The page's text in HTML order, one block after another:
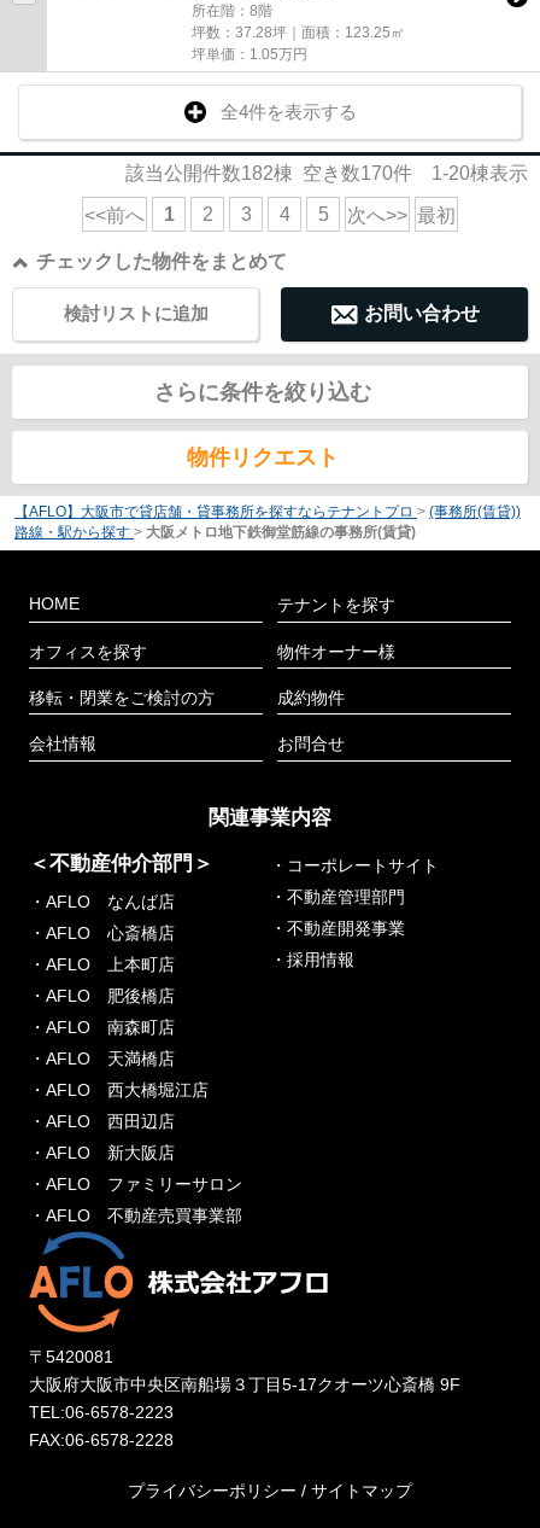
所在階：8階
坪数：37.28坪｜面積：123.25㎡
坪単価： 1.05万円
全4件を表示する
該当公開件数182棟 空き数170件 1-20棟表示
<<前へ 1 2 3 4 5 次へ>> 最初
チェックした物件をまとめて
お問い合わせ
検討リストに追加
さらに条件を絞り込む
物件リクエスト
【AFLO】大阪市で貸店舗・貸事務所を探すならテナントプロ > (事務所(賃貸))
路線・駅から探す > 大阪メトロ地下鉄御堂筋線の事務所(賃貸)
HOME
オフィスを探す
移転・閉業をご検討の方
会社情報
テナントを探す
物件オーナー様
成約物件
お問合せ
関連事業内容
＜不動産仲介部門＞
・AFLO なんば店
・AFLO 心斎橋店
・AFLO 上本町店
・AFLO 肥後橋店
・AFLO 南森町店
・AFLO 天満橋店
・AFLO 西大橋堀江店
・AFLO 西田辺店
・AFLO 新大阪店
・AFLO ファミリーサロン
・AFLO 不動産売買事業部
・コーポレートサイト
・不動産管理部門
・不動産開発事業
・採用情報
〒5420081
大阪府大阪市中央区南船場３丁目5-17クオーツ心斎橋 9F
TEL:06-6578-2223
FAX:06-6578-2228
プライバシーポリシー / サイトマップ